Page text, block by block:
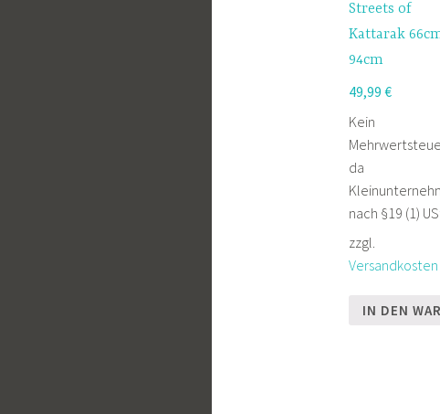
Streets of
Kattarak
94cm
49,99 €
Kein
da
nach §19 (1)
zzgl.
Versandkosten
IN DEN